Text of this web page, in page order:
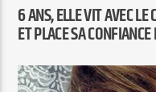
6 ANS, ELLE VIT AVEC
ET PLACE SA